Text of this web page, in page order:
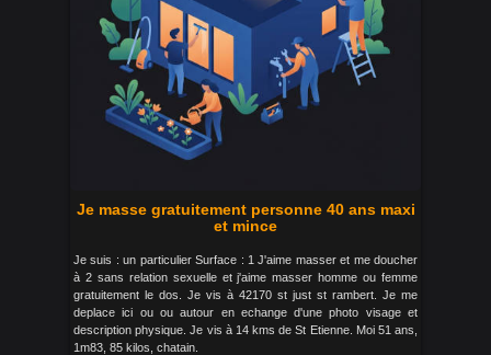
Je masse gratuitement personne 40 ans maxi
et mince
Je suis : un particulier Surface : 1 J'aime masser et me doucher
à 2 sans relation sexuelle et j'aime masser homme ou femme
gratuitement le dos. Je vis à 42170 st just st rambert. Je me
deplace ici ou ou autour en echange d'une photo visage et
description physique. Je vis à 14 kms de St Etienne. Moi 51 ans,
1m83, 85 kilos, chatain.